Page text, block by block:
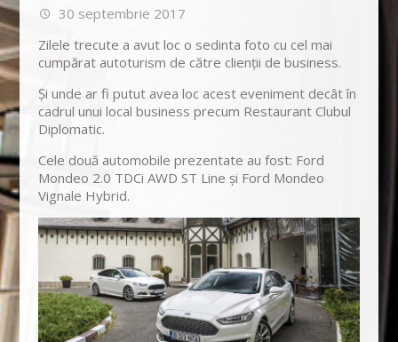
30 septembrie 2017
Zilele trecute a avut loc o sedinta foto cu cel mai
cumpărat autoturism de către clienții de business.
Și unde ar fi putut avea loc acest eveniment decât în
cadrul unui local business precum Restaurant Clubul
Diplomatic.
Cele două automobile prezentate au fost: Ford
Mondeo 2.0 TDCi AWD ST Line și Ford Mondeo
Vignale Hybrid.